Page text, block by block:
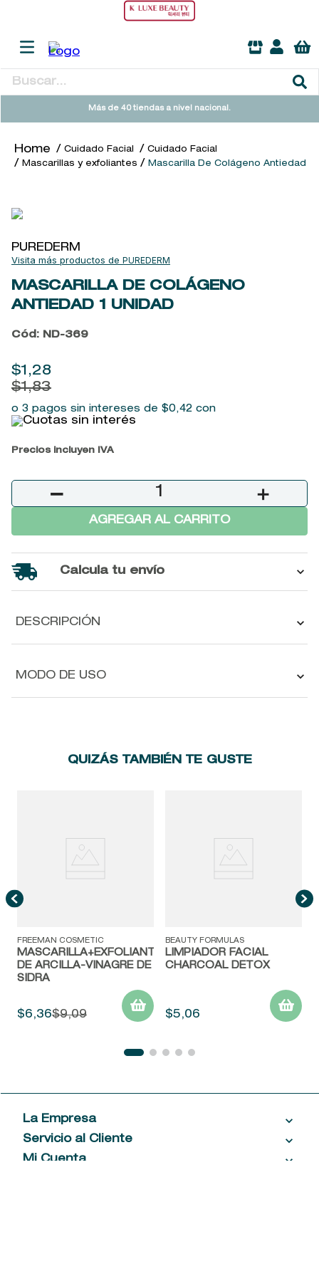
Buscar...
Más de 40 tiendas a nivel nacional.
Cuidado Facial
Cuidado Facial
Mascarillas y exfoliantes
Mascarilla De Colágeno Antiedad
PUREDERM
PUREDERM
MASCARILLA DE COLÁGENO
ANTIEDAD 1 UNIDAD
Cód : ND-369
$1 ,28
$1,83
o 3 pagos sin intereses de $0,42 con
Precios incluyen IVA
＋
－
AGREGAR AL CARRITO
Calcula tu envío
DESCRIPCIÓN
MODO DE USO
QUIZÁS TAMBIÉN TE GUSTE
FREEMAN COSMETIC
MASCARILLA+EXFOLIANTE
DE ARCILLA-VINAGRE DE
SIDRA
$6,36$9,09
BEAUTY FORMULAS
LIMPIADOR FACIAL
CHARCOAL DETOX
$5,06
La Empresa
Acerca de las Fragancias
Ventas al por mayor
Servicio al Cliente
Contáctanos
Mi Cuenta
TÉRMINOS MÁS BUSCADOS
2.
heathcote
4.
6.
giftset
7.
cleanance
8.
ysl
9.
john frieda